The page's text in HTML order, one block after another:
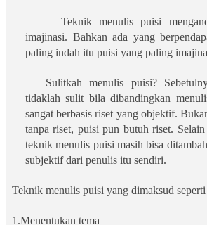
Teknik menulis puisi
imajinasi. Bahkan ada yang
paling indah itu puisi yang paling
Sulitkah menulis puisi?
tidaklah sulit bila dibandingkan
sangat berbasis riset yang objektif.
tanpa riset, puisi pun butuh riset.
teknik menulis puisi masih bisa
subjektif dari penulis itu sendiri.
Teknik menulis puisi yang dimaksud
1.Menentukan tema